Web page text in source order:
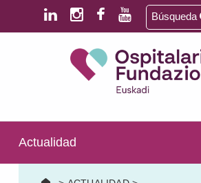
Saltar al contenido principal
Saltar al pie de página
Búsqueda
Actualidad